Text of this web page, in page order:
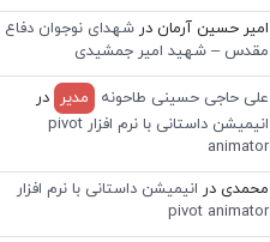
امیر حسین آرمان درشهدای نوجوان دفاع
مقدس – شهید امیر جمشیدی
علی حاجی حسینی طاحونه مدیر
در
انیمیشن داستانی با نرم افزار pivot
animator
محمدی در انیمیشن داستانی با نرم افزار
pivot animator